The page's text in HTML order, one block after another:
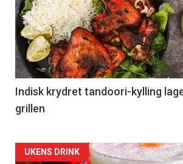
Indisk krydret tandoori-kylling
grillen
Forsiden
UKENS DRINK